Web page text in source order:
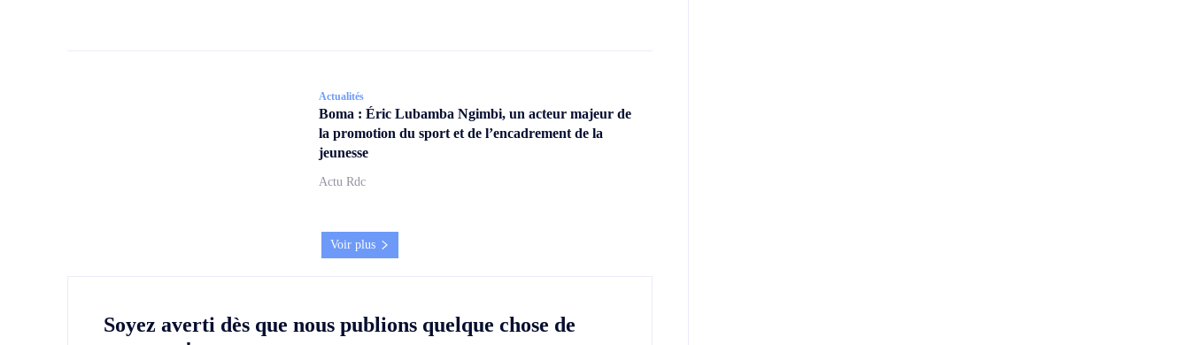
Actualités
Boma : Éric Lubamba Ngimbi, un acteur majeur de
la promotion du sport et de l’encadrement de la
jeunesse
Actu Rdc
Voir plus
Soyez averti dès que nous publions quelque chose de